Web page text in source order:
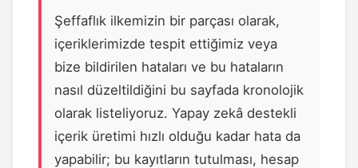
Şeffaflık ilkemizin bir parçası olarak,
içeriklerimizde tespit ettiğimiz veya
bize bildirilen hataları ve bu hataların
nasıl düzeltildiğini bu sayfada kronolojik
olarak listeliyoruz. Yapay zekâ destekli
içerik üretimi hızlı olduğu kadar hata da
yapabilir; bu kayıtların tutulması, hesap